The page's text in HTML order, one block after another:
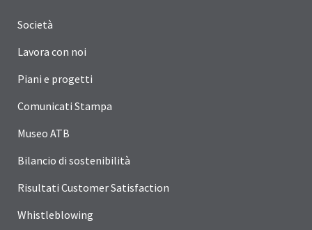
Società
Lavora con noi
Piani e progetti
Comunicati Stampa
Museo ATB
Bilancio di sostenibilità
Risultati Customer Satisfaction
Whistleblowing